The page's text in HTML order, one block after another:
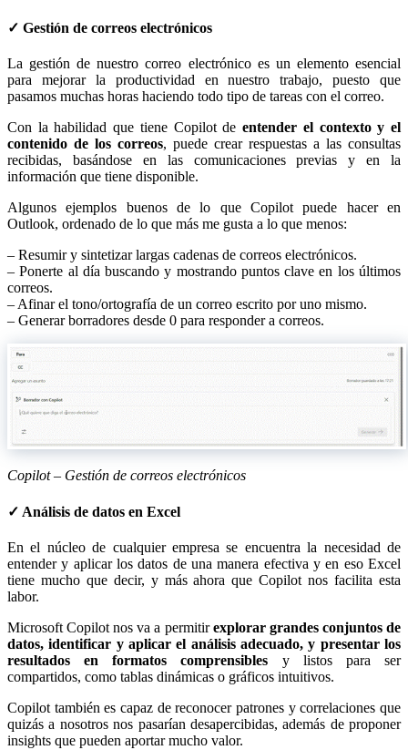
✓ Gestión de correos electrónicos
La gestión de nuestro correo electrónico es un elemento esencial
para mejorar la productividad en nuestro trabajo, puesto que
pasamos muchas horas haciendo todo tipo de tareas con el correo.
Con la habilidad que tiene Copilot deentender el contexto y el
contenido de los correos, puede crear respuestas a las consultas
recibidas, basándose en las comunicaciones previas y en la
información que tiene disponible.
Algunos ejemplos buenos de lo que Copilot puede hacer en
Outlook, ordenado de lo que más me gusta a lo que menos:
– Resumir y sintetizar largas cadenas de correos electrónicos.
– Ponerte al día buscando y mostrando puntos clave en los últimos
correos.
– Afinar el tono/ortografía de un correo escrito por uno mismo.
– Generar borradores desde 0 para responder a correos.
Copilot – Gestión de correos electrónicos
✓ Análisis de datos en Excel
En el núcleo de cualquier empresa se encuentra la necesidad de
entender y aplicar los datos de una manera efectiva y en eso Excel
tiene mucho que decir, y más ahora que Copilot nos facilita esta
labor.
Microsoft Copilot nos va a permitirexplorar grandes conjuntos de
datos, identificar y aplicar el análisis adecuado, y presentar los
resultados en formatos comprensibles y listos para ser
compartidos, como tablas dinámicas o gráficos intuitivos.
Copilot también es capaz de reconocer patrones y correlaciones que
quizás a nosotros nos pasarían desapercibidas, además de proponer
insights que pueden aportar mucho valor.